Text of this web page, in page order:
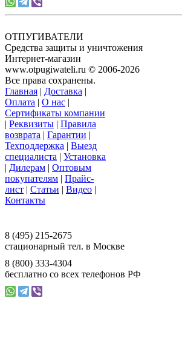
ОТПУГИВАТЕЛИ
Средства защиты и уничтожения
Интернет-магазин
www.otpugiwateli.ru © 2006-2026
Все права сохранены.
Главная | Доставка |
Оплата | О нас |
Сертификаты компании
| Реквизиты | Правила
возврата | Гарантии |
Техподдержка | Выезд
специалиста | Установка
| Дилерам | Оптовым
покупателям | Прайс-
лист | Статьи | Видео |
Контакты
8 (495) 215-2675
стационарный тел. в Москве
8 (800) 333-4304
бесплатно со всех телефонов РФ